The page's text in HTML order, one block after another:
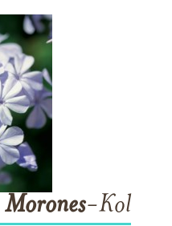
Morones-Kol